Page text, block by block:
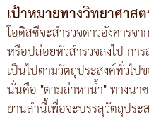
เป้าหมายทางวิทยาศาส
โอดิสซีจะสำรวจดาวอังคารจ
หรือปล่อยหัวสำรวจลงไป กา
เป็นไปตามวัตถุประสงค์ทั่วไป
นั่นคือ "ตามล่าหาน้ำ" ทางนา
ยานลำนี้เพื่อจะบรรลุวัตถุประ